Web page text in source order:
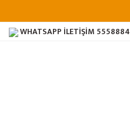
WHATSAPP İLETİŞİM